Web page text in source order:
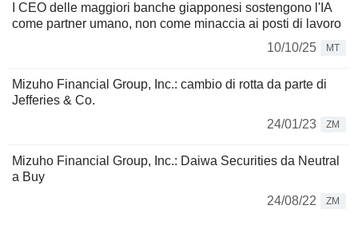
I CEO delle maggiori banche giapponesi sostengono l'IA
come partner umano, non come minaccia ai posti di lavoro
10/10/25
MT
Mizuho Financial Group, Inc.: cambio di rotta da parte di
Jefferies & Co.
24/01/23
ZM
Mizuho Financial Group, Inc.: Daiwa Securities da Neutral
a Buy
24/08/22
ZM